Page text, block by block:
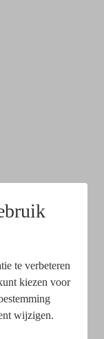
te verbeteren
kiezen voor
wijzigen.